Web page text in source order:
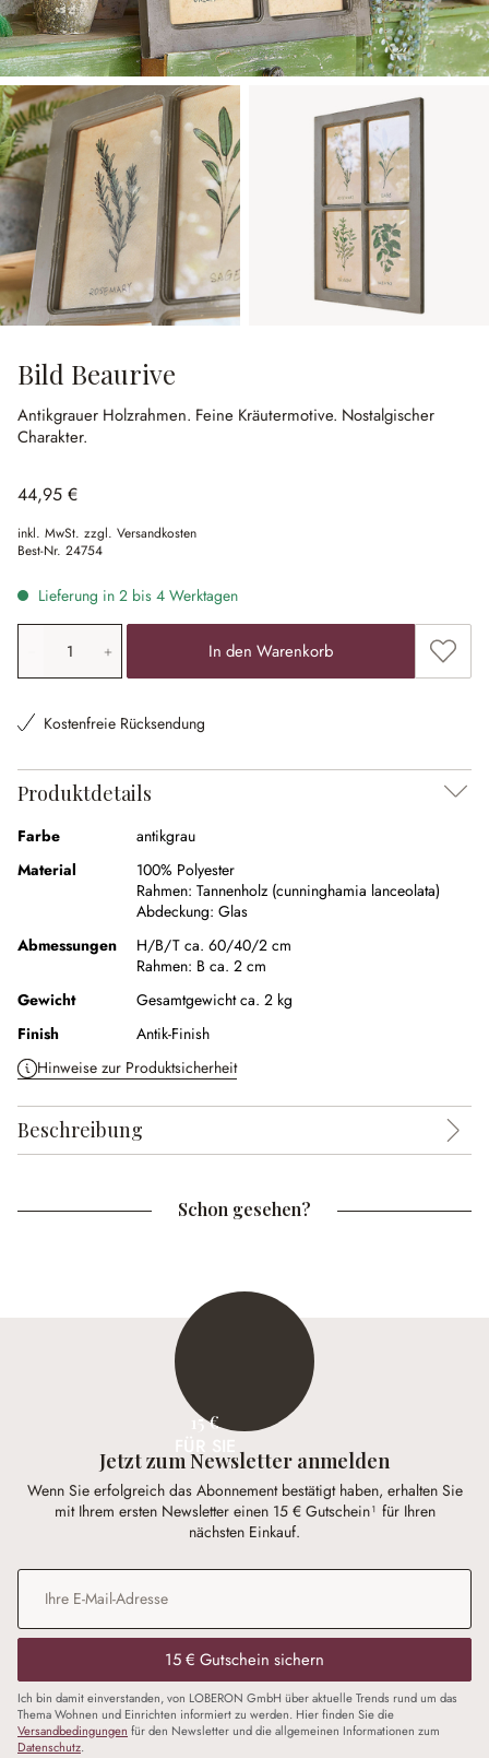
Bild Beaurive
Antikgrauer Holzrahmen. Feine Kräutermotive. Nostalgischer
Charakter.
44,95 €
inkl. MwSt. zzgl. Versandkosten
Best-Nr. 24754
Lieferung in 2 bis 4 Werktagen
Produkt Anzahl: Gib den gewünschten Wert ein oder
In den Warenkorb Zum
Kostenfreie Rücksendung
Produktdetails
Farbe
antikgrau
Material
100% Polyester
Rahmen: Tannenholz (cunninghamia lanceolata)
Abdeckung: Glas
Abmessungen
H/B/T ca. 60/40/2 cm
Rahmen: B ca. 2 cm
Gewicht
Gesamtgewicht ca. 2 kg
Finish
Antik-Finish
Hinweise zur Produktsicherheit
Beschreibung
Schon gesehen?
15 €
Jetzt zum Newsletter anmelden
Wenn Sie erfolgreich das Abonnement bestätigt haben, erhalten Sie
mit Ihrem ersten Newsletter einen 15 € Gutschein¹ für Ihren
nächsten Einkauf.
E-Mail-Adresse
15 € Gutschein sichern
Ich bin damit einverstanden, von LOBERON GmbH über aktuelle Trends rund um das
Thema Wohnen und Einrichten informiert zu werden. Hier finden Sie die
Versandbedingungen für den Newsletter und die allgemeinen Informationen zum
Datenschutz.